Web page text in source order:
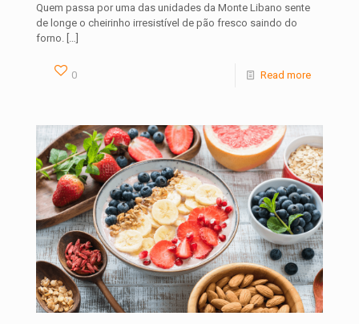
Quem passa por uma das unidades da Monte Libano sente
de longe o cheirinho irresistível de pão fresco saindo do
forno. […]
0 Read more